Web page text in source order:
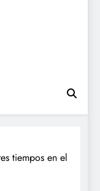
tiempos en el